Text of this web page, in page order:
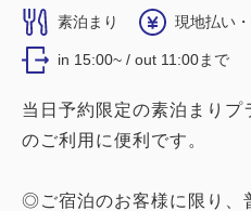
素泊まり 現地払い
in 15:00~ / out 11:00まで
当日予約限定の素泊まり
のご利用に便利です。
◎ご宿泊のお客様に限り、